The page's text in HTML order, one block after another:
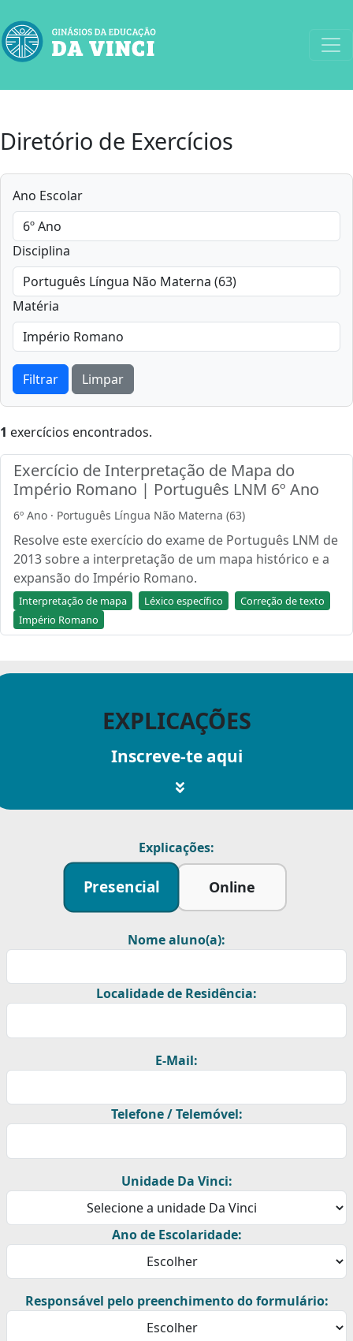
Diretório de Exercícios
Ano Escolar
Disciplina
Matéria
Filtrar Limpar
1 exercícios encontrados.
Exercício de Interpretação de Mapa do
Império Romano | Português LNM 6º Ano
6º Ano · Português Língua Não Materna (63)
Resolve este exercício do exame de Português LNM de
2013 sobre a interpretação de um mapa histórico e a
expansão do Império Romano.
Interpretação de mapa Léxico específico
Correção de texto
Império Romano
EXPLICAÇÕES
Inscreve-te aqui
Explicações:
Presencial Online
Nome aluno(a):
Localidade de Residência:
E-Mail:
Telefone / Telemóvel:
Unidade Da Vinci:
Ano de Escolaridade:
Responsável pelo preenchimento do formulário: